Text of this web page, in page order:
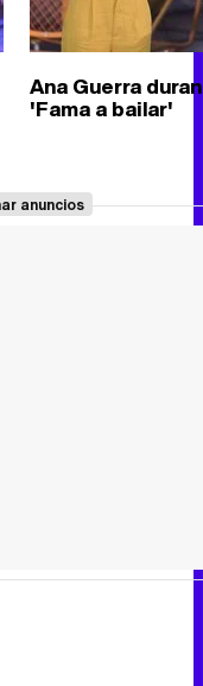
Ana Guerra
'Fama a bailar'
anuncios